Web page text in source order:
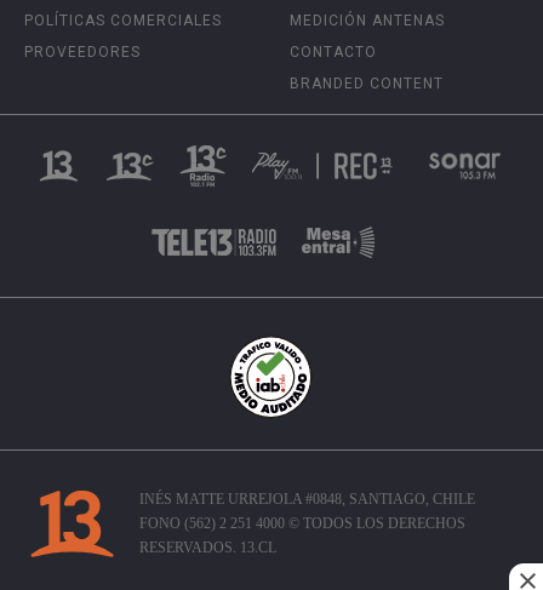
POLÍTICAS COMERCIALES
PROVEEDORES
MEDICIÓN ANTENAS
CONTACTO
BRANDED CONTENT
INÉS MATTE URREJOLA #0848, SANTIAGO, CHILE
FONO (562) 2 251 4000 © TODOS LOS DERECHOS
RESERVADOS. 13.CL